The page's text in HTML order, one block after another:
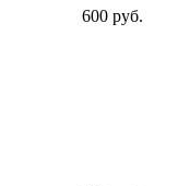
600 руб.